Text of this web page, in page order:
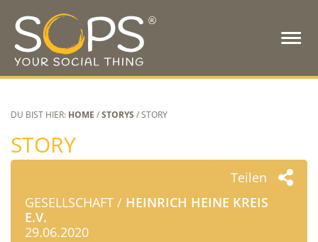
DU BIST HIER: HOME /STORYS / STORY
STORY
GESELLSCHAFT / HEINRICH HEINE KREIS
E.V.
29.06.2020
Teilen